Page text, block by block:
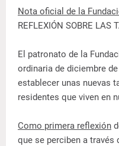
Nota oficial de la
REFLEXIÓN SOBRE LAS
El patronato de la
ordinaria de diciembre
establecer unas nuevas
residentes que viven en
Como primera reflexión
que se perciben a través